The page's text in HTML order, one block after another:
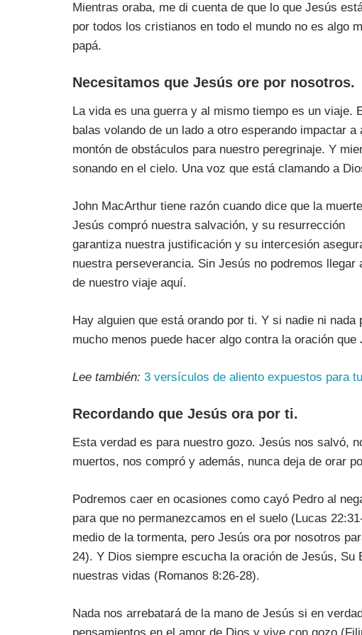
Mientras oraba, me di cuenta de que lo que Jesús
por todos los cristianos en todo el mundo no es algo
papá.
Necesitamos que Jesús ore por nosotros.
La vida es una guerra y al mismo tiempo es un viaje.
balas volando de un lado a otro esperando impactar
montón de obstáculos para nuestro peregrinaje. Y
sonando en el cielo. Una voz que está clamando a
John MacArthur tiene razón cuando dice que la
Jesús compró nuestra salvación, y su resurrección
garantiza nuestra justificación y su intercesión
nuestra perseverancia. Sin Jesús no podremos llegar
de nuestro viaje aquí.
Hay alguien que está orando por ti. Y si nadie ni
mucho menos puede hacer algo contra la oración que
Lee también: 3 versículos de aliento expuestos para
Recordando que Jesús ora por ti.
Esta verdad es para nuestro gozo. Jesús nos salvó,
muertos, nos compró y además, nunca deja de orar
Podremos caer en ocasiones como cayó Pedro al
para que no permanezcamos en el suelo (Lucas
medio de la tormenta, pero Jesús ora por nosotros
24). Y Dios siempre escucha la oración de Jesús, Su
nuestras vidas (Romanos 8:26-28).
Nada nos arrebatará de la mano de Jesús si en